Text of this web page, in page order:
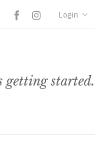
Login
getting started.